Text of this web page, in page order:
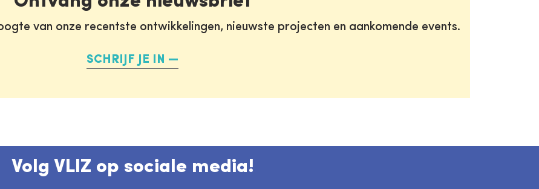
van onze recentste ontwikkelingen, nieuwste projecten en aankomende events.
SCHRIJF JE IN
Volg VLIZ op sociale media!